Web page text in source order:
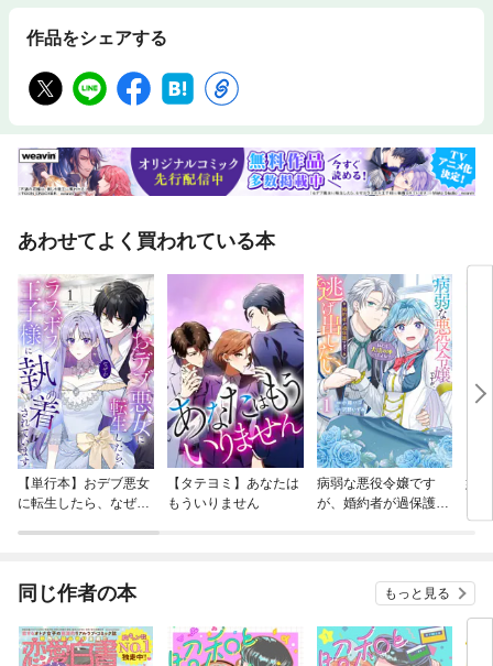
作品をシェアする
あわせてよく買われている本
【単行本】おデブ悪女
に転生したら、なぜか
【タテヨミ】あなたは
もういりません
病弱な悪役令嬢です
が、婚約者が過保護す
妹
同じ作者の本 もっと見る